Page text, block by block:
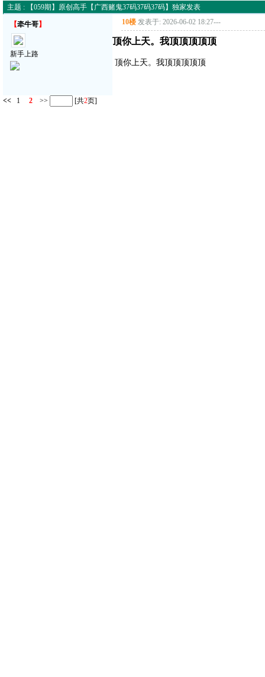
主题 : 【059期】原创高手【广西赌鬼37码37码37码】独家发表
【牵牛哥】
新手上路
10楼 发表于: 2026-06-02 18:27---
顶你上天。我顶顶顶顶顶
顶你上天。我顶顶顶顶顶
<< 1 2 >> [共2页]